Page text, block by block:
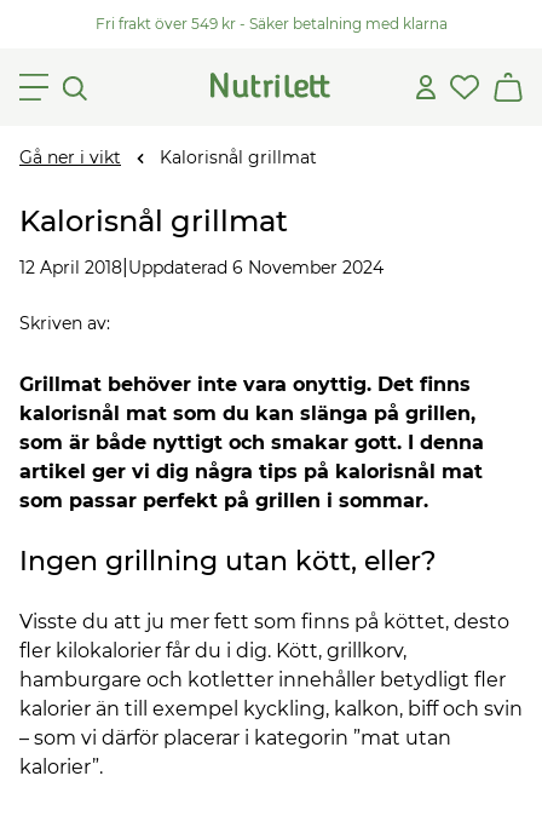
Fri frakt över 549 kr - Säker betalning med klarna
Gå ner i vikt Kalorisnål grillmat
Kalorisnål grillmat
12 April 2018 Uppdaterad 6 November 2024
Skriven av:
Grillmat behöver inte vara onyttig. Det finns
kalorisnål mat som du kan slänga på grillen,
som är både nyttigt och smakar gott. I denna
artikel ger vi dig några tips på kalorisnål mat
som passar perfekt på grillen i sommar.
Ingen grillning utan kött, eller?
Visste du att ju mer fett som finns på köttet, desto
fler kilokalorier får du i dig. Kött, grillkorv,
hamburgare och kotletter innehåller betydligt fler
kalorier än till exempel kyckling, kalkon, biff och svin
– som vi därför placerar i kategorin ”mat utan
kalorier”.